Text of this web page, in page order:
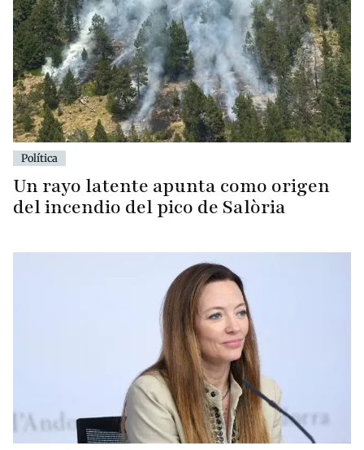
Política
Un rayo latente apunta como origen
del incendio del pico de Salòria